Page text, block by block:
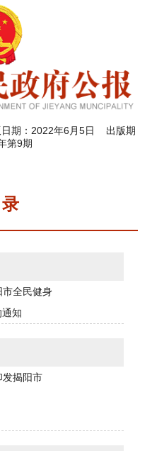
期：2022年6月5日 出版期
第9期
市全民健身
知
发揭阳市